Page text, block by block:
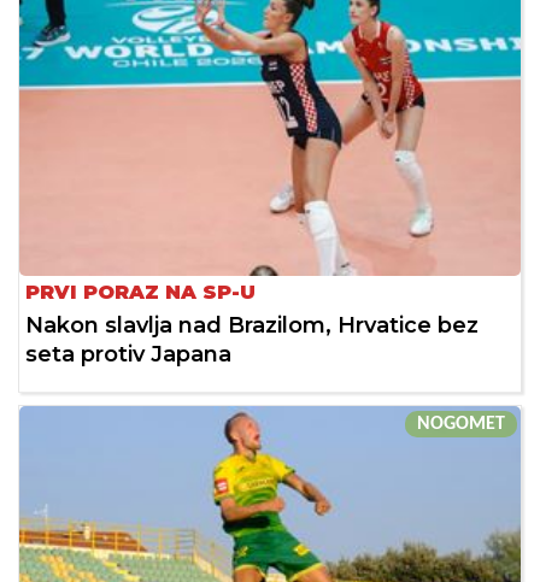
PRVI PORAZ NA SP-U
Nakon slavlja nad Brazilom, Hrvatice bez
seta protiv Japana
NOGOMET